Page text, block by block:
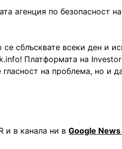
агенция по безопасност
сблъсквате всеки ден и
Платформата на
на проблема, но и
и в канала ни в Google